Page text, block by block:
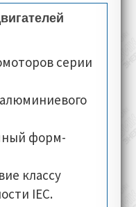
230 B
звезда
PTO (Klixon)
(осевое
серии
форм-
классу
IEC.